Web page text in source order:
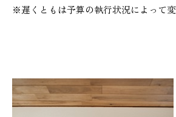
※遅くともは予算の執行状況によって変